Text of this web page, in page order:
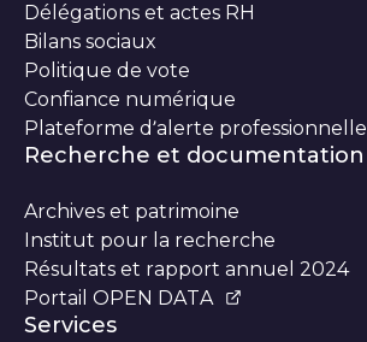
Délégations et actes RH
Bilans sociaux
Politique de vote
Confiance numérique
Plateforme d’alerte professionnelle
Recherche et documentation
Archives et patrimoine
Institut pour la recherche
Résultats et rapport annuel 2024
Portail OPEN DATA
Services